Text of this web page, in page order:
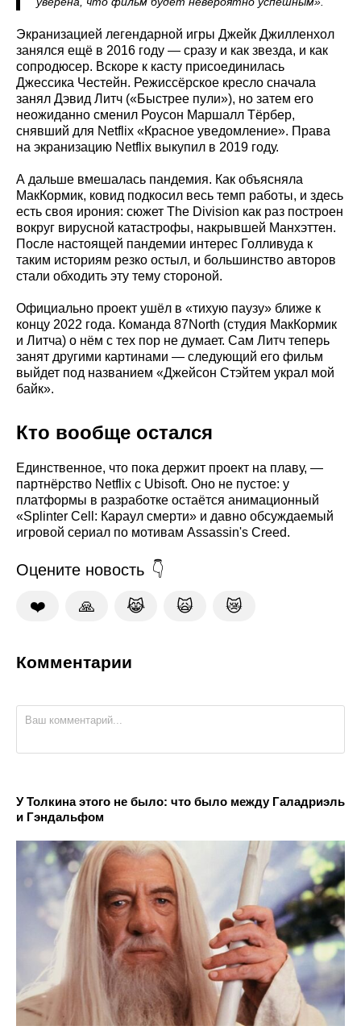
Экранизацией легендарной игры Джейк Джилленхол
занялся ещё в 2016 году — сразу и как звезда, и как
сопродюсер. Вскоре к касту присоединилась
Джессика Честейн. Режиссёрское кресло сначала
занял Дэвид Литч («Быстрее пули»), но затем его
неожиданно сменил Роусон Маршалл Тёрбер,
снявший для Netflix «Красное уведомление». Права
на экранизацию Netflix выкупил в 2019 году.
А дальше вмешалась пандемия. Как объясняла
МакКормик, ковид подкосил весь темп работы, и здесь
есть своя ирония: сюжет The Division как раз построен
вокруг вирусной катастрофы, накрывшей Манхэттен.
После настоящей пандемии интерес Голливуда к
таким историям резко остыл, и большинство авторов
стали обходить эту тему стороной.
Официально проект ушёл в «тихую паузу» ближе к
концу 2022 года. Команда 87North (студия МакКормик
и Литча) о нём с тех пор не думает. Сам Литч теперь
занят другими картинами — следующий его фильм
выйдет под названием «Джейсон Стэйтем украл мой
байк».
Кто вообще остался
Единственное, что пока держит проект на плаву, —
партнёрство Netflix с Ubisoft. Оно не пустое: у
платформы в разработке остаётся анимационный
«Splinter Cell: Караул смерти» и давно обсуждаемый
игровой сериал по мотивам Assassin's Creed.
Оцените новость
❤️ 🙏 😹 🙀 😿
Комментарии
У Толкина этого не было: что было между Галадриэль
и Гэндальфом